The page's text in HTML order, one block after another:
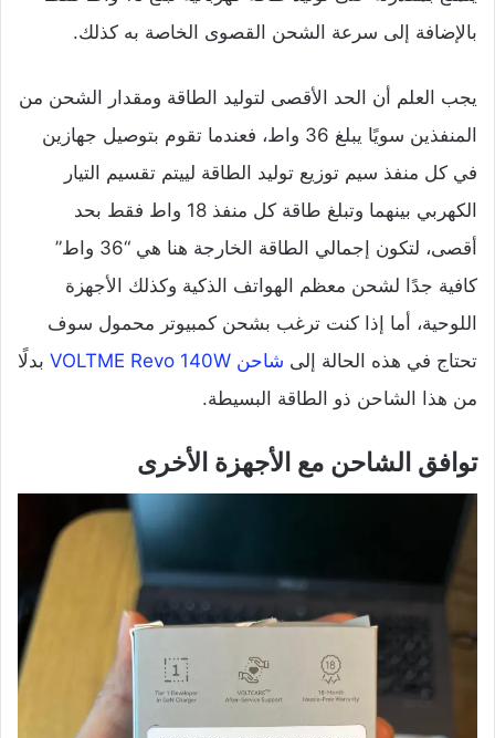
بالإضافة إلى سرعة الشحن القصوى الخاصة به كذلك.
يجب العلم أن الحد الأقصى لتوليد الطاقة ومقدار الشحن من
المنفذين سويًا يبلغ 36 واط، فعندما تقوم بتوصيل جهازين
في كل منفذ سيم توزيع توليد الطاقة لييتم تقسيم التيار
الكهربي بينهما وتبلغ طاقة كل منفذ 18 واط فقط بحد
أقصى، لتكون إجمالي الطاقة الخارجة هنا هي “36 واط”
كافية جدًا لشحن معظم الهواتف الذكية وكذلك الأجهزة
اللوحية، أما إذا كنت ترغب بشحن كمبيوتر محمول سوف
تحتاج في هذه الحالة إلى شاحن VOLTME Revo 140W
بدلًا
من هذا الشاحن ذو الطاقة البسيطة.
توافق الشاحن مع الأجهزة الأخرى